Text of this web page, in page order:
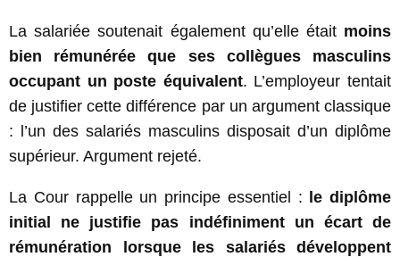
La salariée soutenait également qu’elle était moins
bien rémunérée que ses collègues masculins
occupant un poste équivalent. L’employeur tentait
de justifier cette différence par un argument classique
: l’un des salariés masculins disposait d’un diplôme
supérieur. Argument rejeté.
La Cour rappelle un principe essentiel : le diplôme
initial ne justifie pas indéfiniment un écart de
rémunération lorsque les salariés développent